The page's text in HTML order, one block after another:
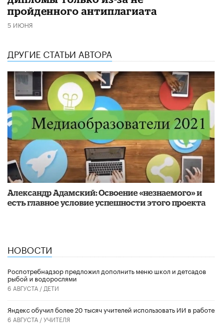
пройденного антиплагиата
5 ИЮНЯ
ДРУГИЕ СТАТЬИ АВТОРА
Александр Адамский: Освоение «незнаемого» и
есть главное условие успешности этого проекта
НОВОСТИ
Роспотребнадзор предложил дополнить меню школ и детсадов
рыбой и водорослями
6 АВГУСТА / ДЕТИ
​Яндекс обучил более 20 тысяч учителей использовать ИИ в работе
6 АВГУСТА /УЧИТЕЛЯ